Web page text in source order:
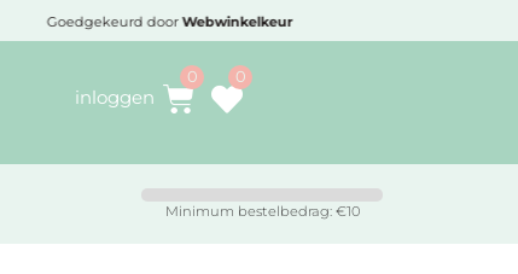
Goedgekeurd doorWebwinkelkeur
inloggen
Minimum bestelbedrag: €10